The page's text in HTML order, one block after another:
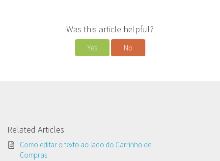
Was this article helpful?
Yes No
Related Articles
Como editar o texto ao lado do Carrinho de
Compras